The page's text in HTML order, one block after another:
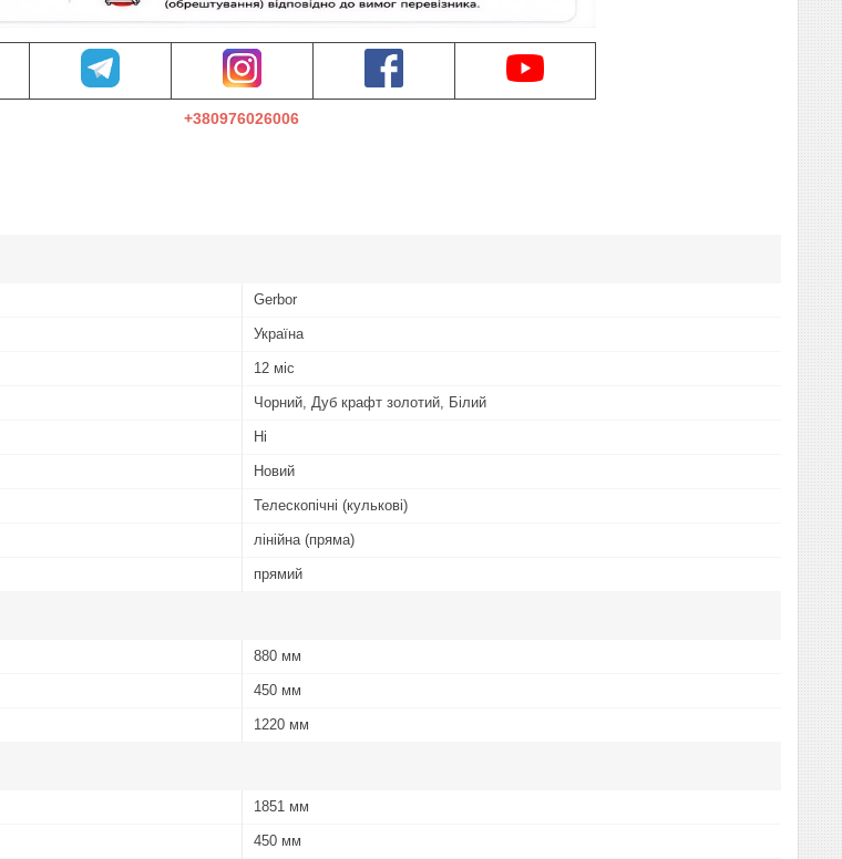
+380976026006
Gerbor
Україна
12 міс
Чорний, Дуб крафт золотий, Білий
Ні
Новий
Телескопічні (кулькові)
лінійна (пряма)
прямий
880 мм
450 мм
1220 мм
1851 мм
450 мм